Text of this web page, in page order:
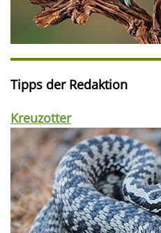
Tipps der Redaktion
Kreuzotter